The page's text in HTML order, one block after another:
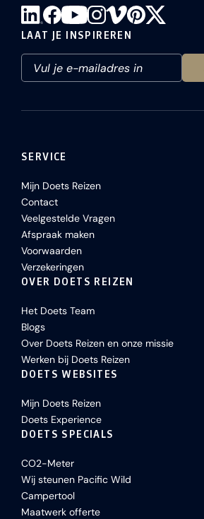
LAAT JE INSPIREREN
SERVICE
Mijn Doets Reizen
Contact
Veelgestelde Vragen
Afspraak maken
Voorwaarden
Verzekeringen
OVER DOETS REIZEN
Het Doets Team
Blogs
Over Doets Reizen en onze missie
Werken bij Doets Reizen
DOETS WEBSITES
Mijn Doets Reizen
Doets Experience
DOETS SPECIALS
CO2-Meter
Wij steunen Pacific Wild
Campertool
Maatwerk offerte